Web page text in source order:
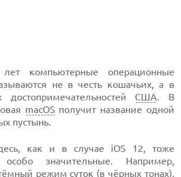
компьютерные операционные
не в честь кошачьих, а в
достопримечательностей США. В
macOS получит название одной
пустынь.
как и в случае iOS 12, тоже
значительные. Например,
режим суток (в чёрных тонах),